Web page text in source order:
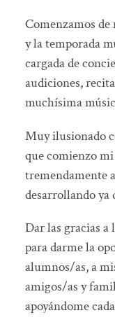
Comenzamos
y la temporada
cargada de
audiciones,
muchísima
Muy ilusionado
que comienzo
tremendamente
desarrollando ya
Dar las gracias a
para darme la
alumnos/as, a
amigos/as y
apoyándome